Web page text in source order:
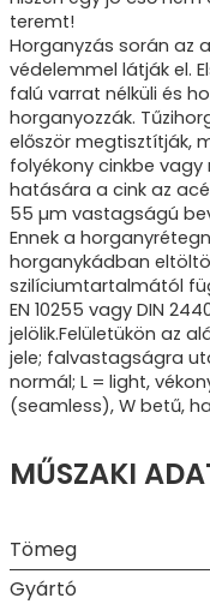
teremt!
Horganyzás során az
védelemmel látják el.
falú varrat nélküli és
horganyozzák.
először megtisztítják,
folyékony cinkbe
hatására a cink az
55 µm vastagságú
Ennek a
horganykádban
szilíciumtartalmától
EN 10255 vagy DIN
jelölik.Felületükön az
jele; falvastagságra
normál; L = light,
(seamless), W betű,
MŰSZAKI
Tömeg
Gyártó